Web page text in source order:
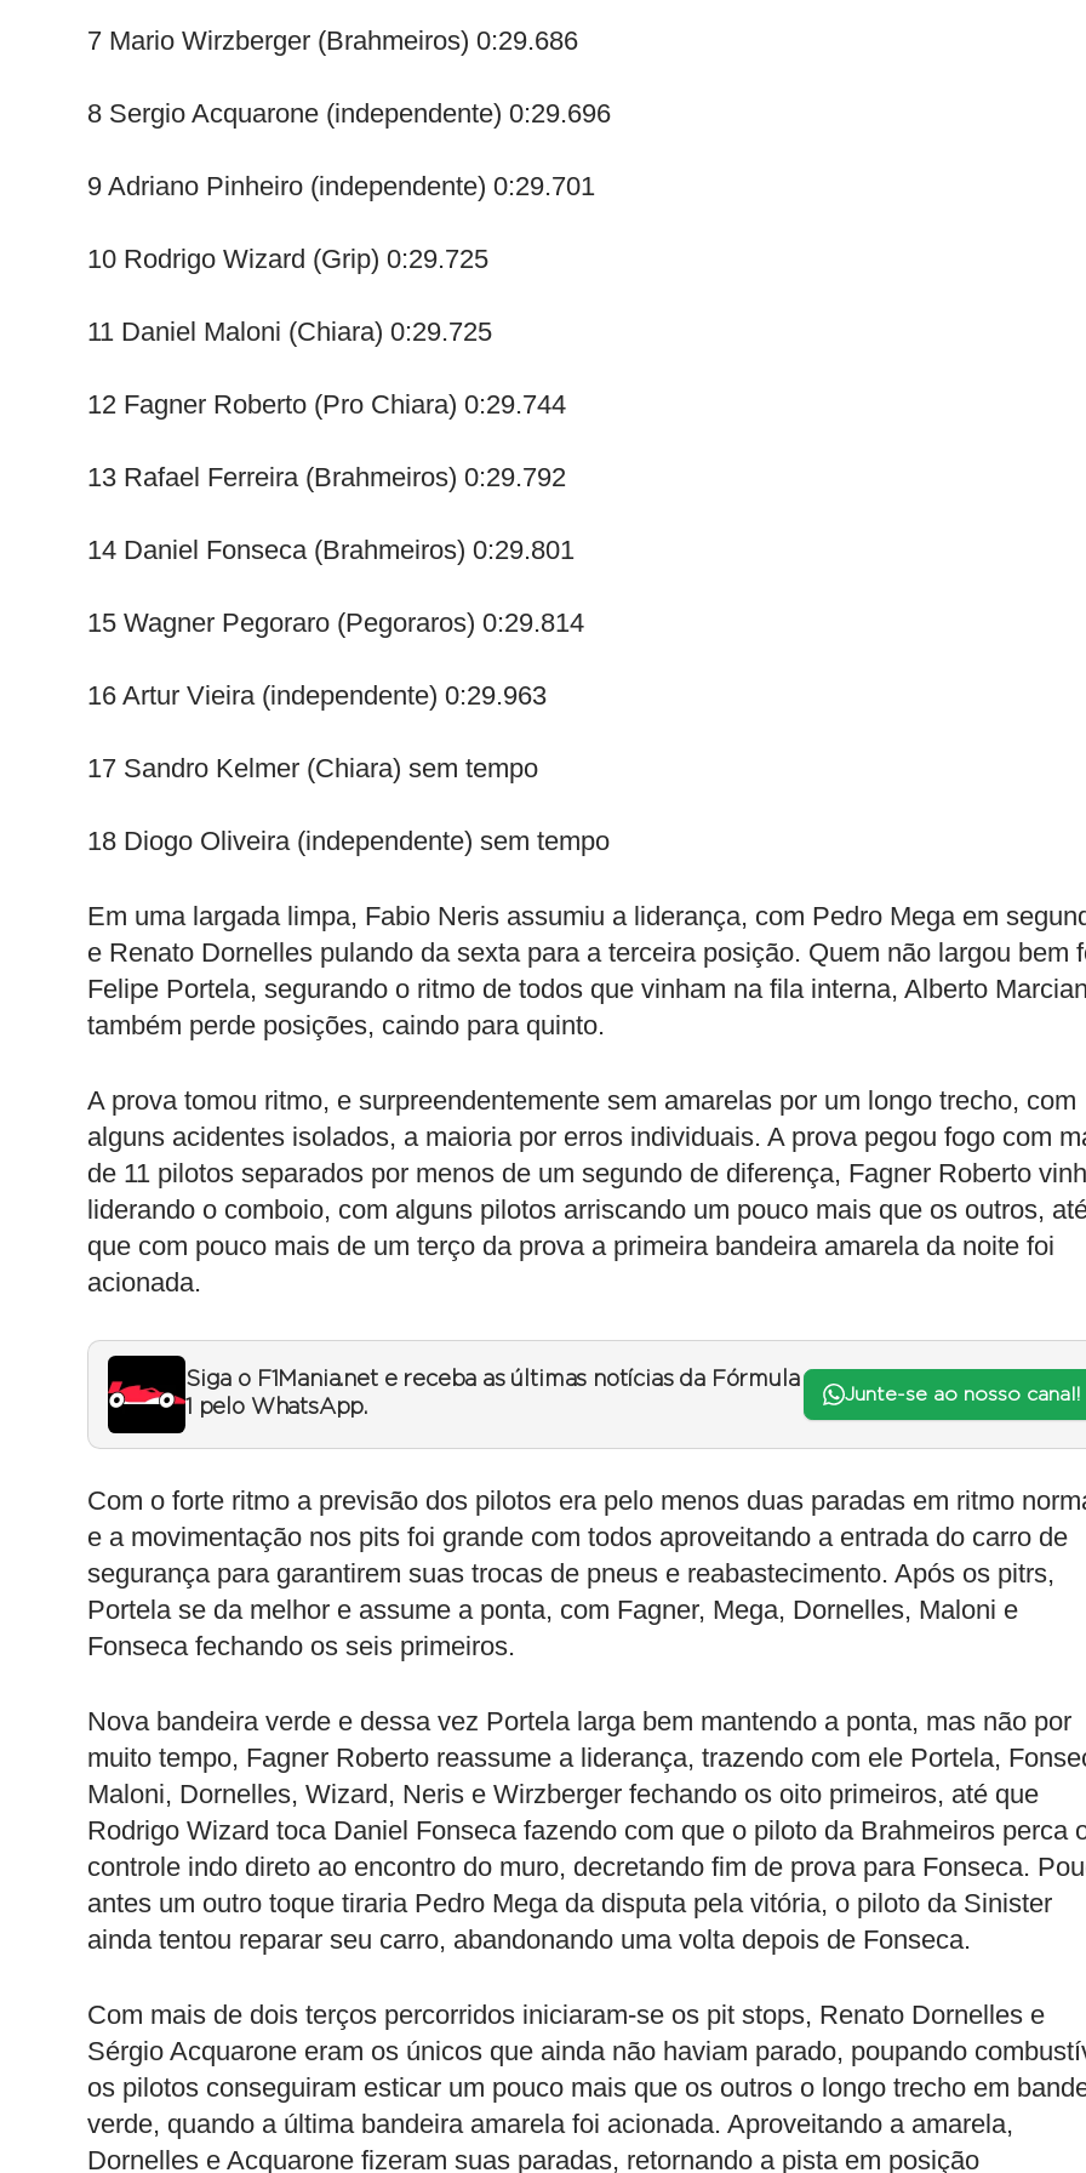
7 Mario Wirzberger (Brahmeiros) 0:29.686
8 Sergio Acquarone (independente) 0:29.696
9 Adriano Pinheiro (independente) 0:29.701
10 Rodrigo Wizard (Grip) 0:29.725
11 Daniel Maloni (Chiara) 0:29.725
12 Fagner Roberto (Pro Chiara) 0:29.744
13 Rafael Ferreira (Brahmeiros) 0:29.792
14 Daniel Fonseca (Brahmeiros) 0:29.801
15 Wagner Pegoraro (Pegoraros) 0:29.814
16 Artur Vieira (independente) 0:29.963
17 Sandro Kelmer (Chiara) sem tempo
18 Diogo Oliveira (independente) sem tempo
Em uma largada limpa, Fabio Neris assumiu a liderança, com Pedro Mega em
e Renato Dornelles pulando da sexta para a terceira posição. Quem não largou bem
Felipe Portela, segurando o ritmo de todos que vinham na fila interna, Alberto
também perde posições, caindo para quinto.
A prova tomou ritmo, e surpreendentemente sem amarelas por um longo trecho, com
alguns acidentes isolados, a maioria por erros individuais. A prova pegou fogo com
de 11 pilotos separados por menos de um segundo de diferença, Fagner Roberto
liderando o comboio, com alguns pilotos arriscando um pouco mais que os outros,
que com pouco mais de um terço da prova a primeira bandeira amarela da noite foi
acionada.
Siga o F1Mania.net e receba as últimas notícias da Fórmula
1 pelo WhatsApp.
Junte-se ao nosso canal!
Com o forte ritmo a previsão dos pilotos era pelo menos duas paradas em ritmo
e a movimentação nos pits foi grande com todos aproveitando a entrada do carro de
segurança para garantirem suas trocas de pneus e reabastecimento. Após os pitrs,
Portela se da melhor e assume a ponta, com Fagner, Mega, Dornelles, Maloni e
Fonseca fechando os seis primeiros.
Nova bandeira verde e dessa vez Portela larga bem mantendo a ponta, mas não por
muito tempo, Fagner Roberto reassume a liderança, trazendo com ele Portela,
Maloni, Dornelles, Wizard, Neris e Wirzberger fechando os oito primeiros, até que
Rodrigo Wizard toca Daniel Fonseca fazendo com que o piloto da Brahmeiros perca
controle indo direto ao encontro do muro, decretando fim de prova para Fonseca.
antes um outro toque tiraria Pedro Mega da disputa pela vitória, o piloto da Sinister
ainda tentou reparar seu carro, abandonando uma volta depois de Fonseca.
Com mais de dois terços percorridos iniciaram-se os pit stops, Renato Dornelles e
Sérgio Acquarone eram os únicos que ainda não haviam parado, poupando
os pilotos conseguiram esticar um pouco mais que os outros o longo trecho em
verde, quando a última bandeira amarela foi acionada. Aproveitando a amarela,
Dornelles e Acquarone fizeram suas paradas, retornando a pista em posição